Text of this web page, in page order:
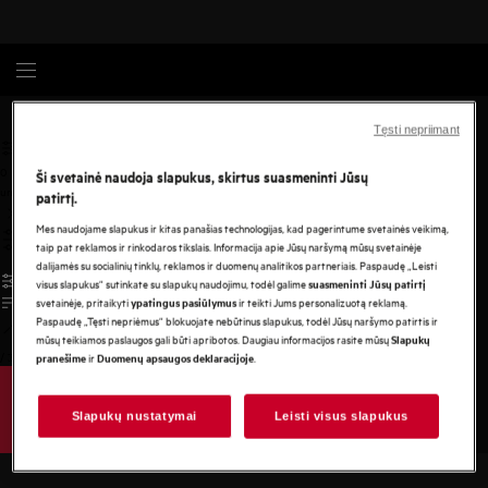
Ši svetainė naudoja slapukus, skirtus suasmeninti Jūsų
patirtį.
Mes naudojame slapukus ir kitas panašias technologijas, kad pagerintume svetainės veikimą,
taip pat reklamos ir rinkodaros tikslais. Informacija apie Jūsų naršymą mūsų svetainėje
dalijamės su socialinių tinklų, reklamos ir duomenų analitikos partneriais. Paspaudę „Leisti
visus slapukus“ sutinkate su slapukų naudojimu, todėl galimesuasmeninti Jūsų patirtį
svetainėje, pritaikytiypatingus pasiūlymusir teikti Jums personalizuotą reklamą.
Paspaudę „Tęsti nepriėmus“ blokuojate nebūtinus slapukus, todėl Jūsų naršymo patirtis ir
mūsų teikiamos paslaugos gali būti apribotos. Daugiau informacijos rasite mūsųSlapukų
pranešimeirDuomenų apsaugos deklaracijoje.
Slapukų nustatymai Leisti visus slapukus
Tęsti nepriimant